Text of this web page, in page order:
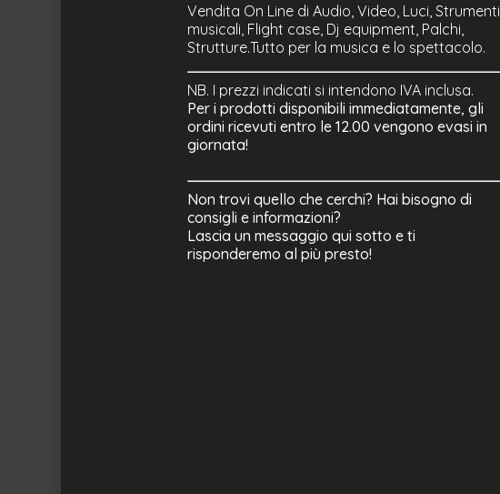
Vendita On Line di Audio, Video, Luci, Strumenti
musicali, Flight case, Dj equipment, Palchi,
Strutture.Tutto per la musica e lo spettacolo.
NB. I prezzi indicati si intendono IVA inclusa.
Per i prodotti disponibili immediatamente, gli
ordini ricevuti entro le 12.00 vengono evasi in
giornata!
Non trovi quello che cerchi? Hai bisogno di
consigli e informazioni?
Lascia un messaggio qui sotto e ti
risponderemo al più presto!